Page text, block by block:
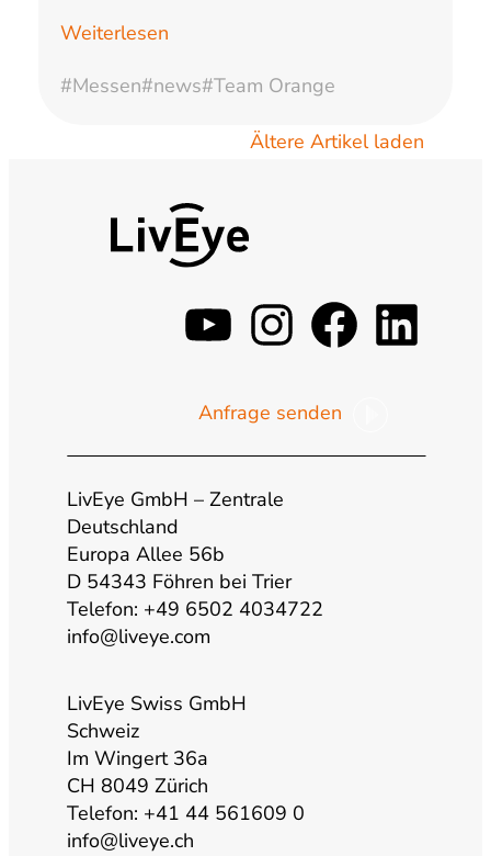
Weiterlesen
#Messen#news#Team Orange
Ältere Artikel laden
y
u
t
u
b
e
n
s
g
m
c
n
Anfrage senden
LivEye GmbH – Zentrale
Deutschland
Europa Allee 56b
D 54343 Föhren bei Trier
Telefon: +49 6502 4034722
info@liveye.com
LivEye Swiss GmbH
Schweiz
Im Wingert 36a
CH 8049 Zürich
Telefon: +41 44 561609 0
info@liveye.ch